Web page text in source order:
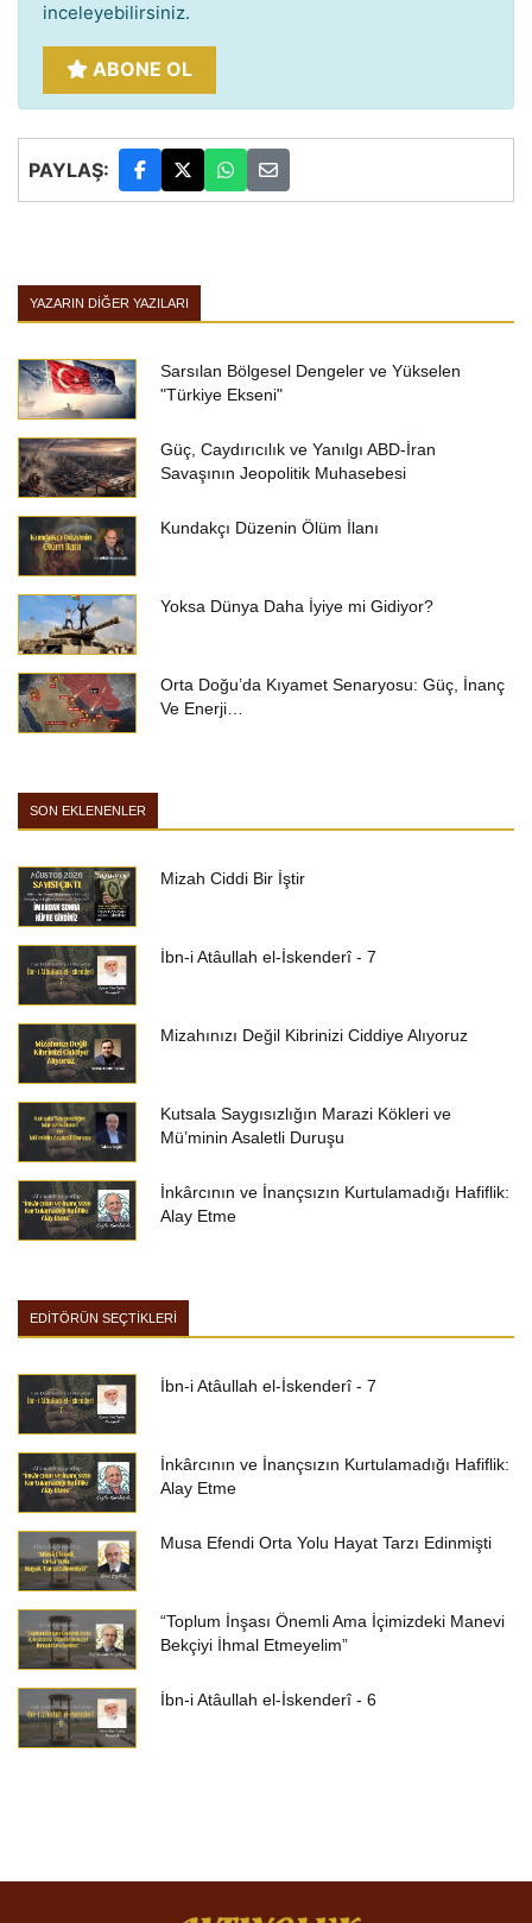
inceleyebilirsiniz.
ABONE OL
PAYLAŞ:
YAZARIN DIĞER YAZILARI
Sarsılan Bölgesel Dengeler ve Yükselen
"Türkiye Ekseni"
Güç, Caydırıcılık ve Yanılgı ABD-İran
Savaşının Jeopolitik Muhasebesi
Kundakçı Düzenin Ölüm İlanı
Yoksa Dünya Daha İyiye mi Gidiyor?
Orta Doğu’da Kıyamet Senaryosu: Güç, İnanç
Ve Enerji…
SON EKLENENLER
Mizah Ciddi Bir İştir
İbn-i Atâullah el-İskenderî - 7
Mizahınızı Değil Kibrinizi Ciddiye Alıyoruz
Kutsala Saygısızlığın Marazi Kökleri ve
Mü’minin Asaletli Duruşu
İnkârcının ve İnançsızın Kurtulamadığı Hafiflik:
Alay Etme
EDİTÖRÜN SEÇTİKLERİ
İbn-i Atâullah el-İskenderî - 7
İnkârcının ve İnançsızın Kurtulamadığı Hafiflik:
Alay Etme
Musa Efendi Orta Yolu Hayat Tarzı Edinmişti
“Toplum İnşası Önemli Ama İçimizdeki Manevi
Bekçiyi İhmal Etmeyelim”
İbn-i Atâullah el-İskenderî - 6